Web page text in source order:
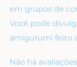
em grupos de
Você pode
amigurumi feito
Não há